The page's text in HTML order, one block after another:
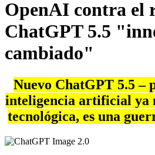
OpenAI contra el
ChatGPT 5.5
cambiado"
Nuevo ChatGPT 5.5 –
inteligencia artificial ya
tecnológica, es una